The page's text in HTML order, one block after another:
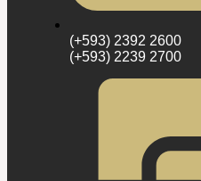
(+593) 2392 2600
(+593) 2239 2700